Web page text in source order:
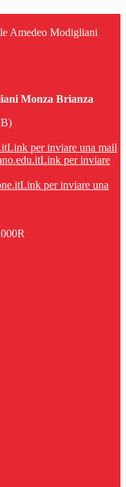
Amedeo Modigliani
Monza Brianza
Link per inviare una mail
Link per inviare
Link per inviare una